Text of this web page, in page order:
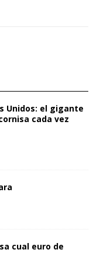
Unidos: el gigante
cada vez
cual euro de